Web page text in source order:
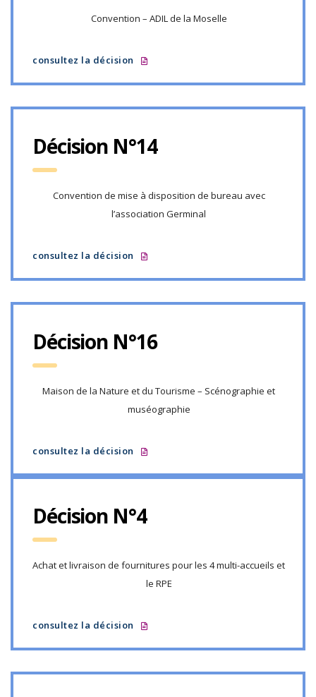
Convention – ADIL de la Moselle
consultez la décision
Décision N°14
Convention de mise à disposition de bureau avec
l’association Germinal
consultez la décision
Décision N°16
Maison de la Nature et du Tourisme – Scénographie et
muséographie
consultez la décision
Décision N°4
Achat et livraison de fournitures pour les 4 multi-accueils et
le RPE
consultez la décision